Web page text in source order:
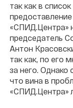
так как в
«СПИД.Центра»
председатель
Антон
так как, по его
за него. Однако
что вина в
«СПИД.Центра»